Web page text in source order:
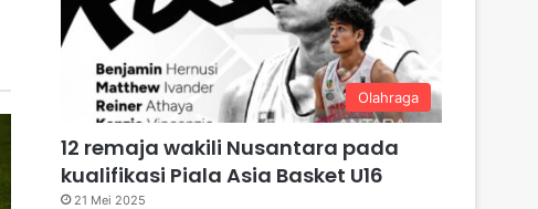
Olahraga
12 remaja wakili Nusantara pada
kualifikasi Piala Asia Basket U16
21 Mei 2025